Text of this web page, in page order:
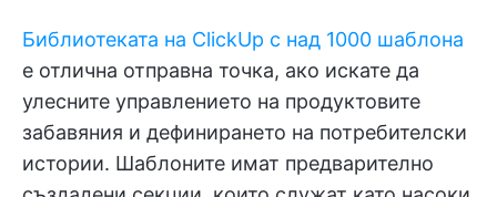
Библиотеката на ClickUp с над 1000 шаблона
е отлична отправна точка, ако искате да
улесните управлението на продуктовите
забавяния и дефинирането на потребителски
истории. Шаблоните имат предварително